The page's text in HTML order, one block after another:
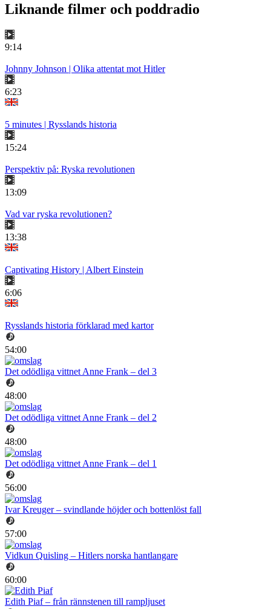
Liknande filmer och poddradio
9:14
Johnny Johnson | Olika attentat mot Hitler
6:23
5 minutes | Rysslands historia
15:24
Perspektiv på: Ryska revolutionen
13:09
Vad var ryska revolutionen?
13:38
Captivating History | Albert Einstein
6:06
Rysslands historia förklarad med kartor
54:00
Det odödliga vittnet Anne Frank – del 3
48:00
Det odödliga vittnet Anne Frank – del 2
48:00
Det odödliga vittnet Anne Frank – del 1
56:00
Ivar Kreuger – svindlande höjder och bottenlöst fall
57:00
Vidkun Quisling – Hitlers norska hantlangare
60:00
Edith Piaf – från rännstenen till rampljuset